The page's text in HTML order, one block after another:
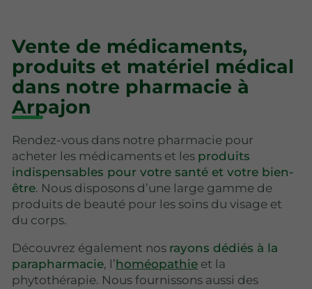
Vente de médicaments,
produits et matériel médical
dans notre pharmacie à
Arpajon
Rendez-vous dans notre pharmacie pour
acheter les médicaments et les produits
indispensables pour votre santé et votre bien-
être. Nous disposons d’une large gamme de
produits de beauté pour les soins du visage et
du corps.
Découvrez également nos rayons dédiés à la
parapharmacie, l’homéopathie et la
phytothérapie. Nous fournissons aussi des